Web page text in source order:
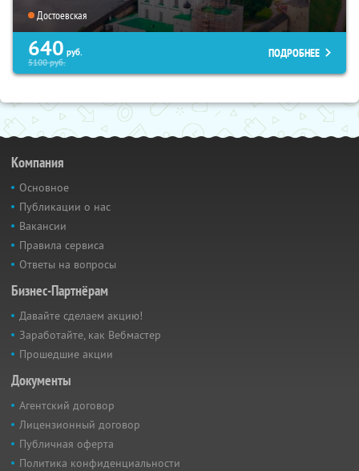
Достоевская
640 руб.
5100руб.
ПОДРОБНЕЕ
Компания
Основное
Публикации о нас
Вакансии
Правила сервиса
Ответы на вопросы
Бизнес-Партнёрам
Давайте сделаем акцию!
Заработайте, как Вебмастер
Прошедшие акции
Документы
Агентский договор
Лицензионный договор
Публичная оферта
Политика конфиденциальности